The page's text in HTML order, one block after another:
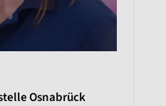
Osnabrück